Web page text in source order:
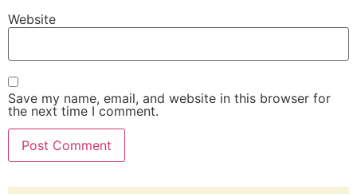
Website
Save my name, email, and website in this browser for
the next time I comment.